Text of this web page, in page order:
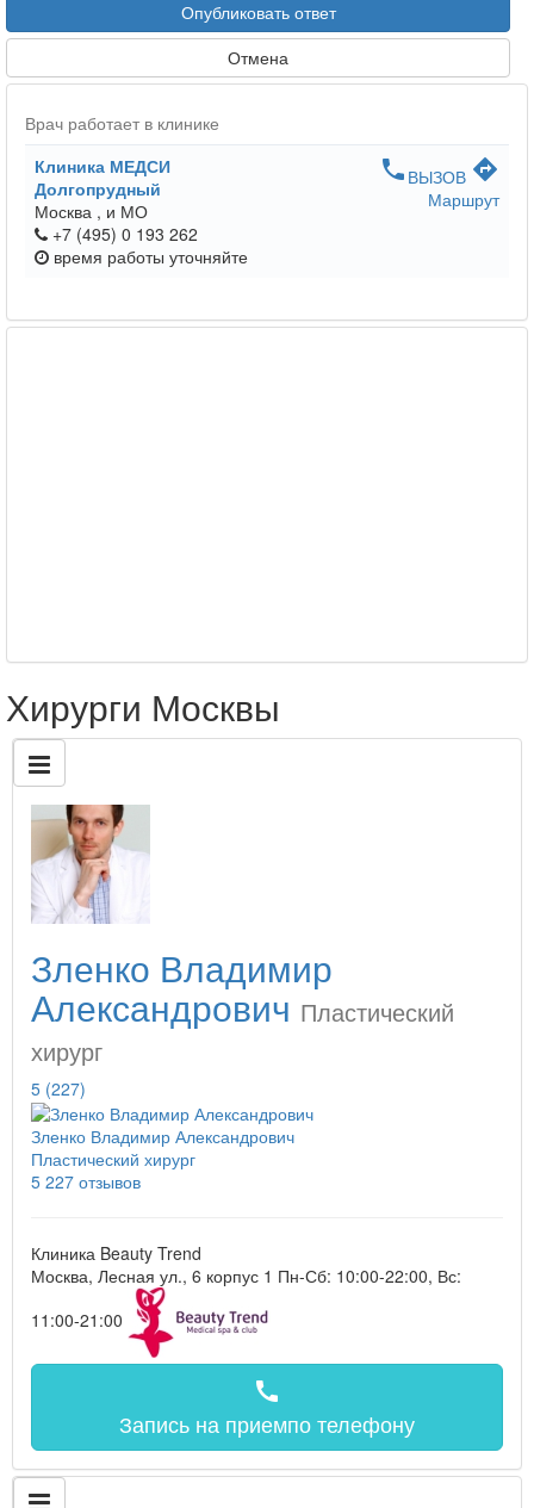
Опубликовать ответ
Отмена
Врач работает в клинике
Клиника МЕДСИ
Долгопрудный
Москва , и МО
+7 (495) 0 193 262
время работы уточняйте
phone ВЫЗОВ directions
Маршрут
Хирурги Москвы
Зленко Владимир
Александрович Пластический
хирург
5 (227)
Зленко Владимир Александрович
Пластический хирург
5 227 отзывов
Клиника Beauty Trend
Москва, Лесная ул., 6 корпус 1 Пн-Сб: 10:00-22:00, Вс:
11:00-21:00
call
Запись на приемпо телефону